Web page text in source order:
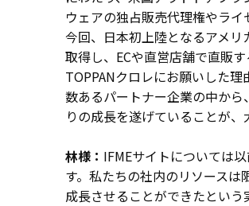
ウェアの独占販売代理権やライ
今回、日本初上陸となるアメ
取得し、ECや直営店舗で直販
TOPPANクロレにお願いした
数あるパートナー企業の中か
りの成長を遂げていることが、
林様： IFMEサイトについては
す。私たちの社内のリソース
成長させることができたという